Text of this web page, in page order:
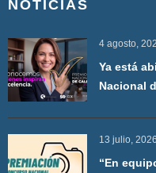
NOTICIAS
4 agosto,
Ya está
Nacional
13 julio, 2026
“En